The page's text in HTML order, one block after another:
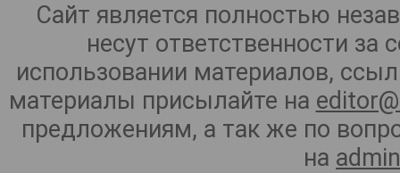
Сайт является полностью
несут ответственности
использовании материалов,
материалы присылайте на
предложениям, а так же по
на